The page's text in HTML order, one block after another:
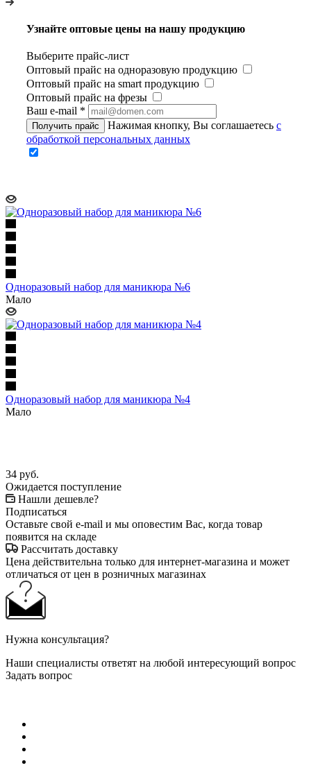
Узнайте оптовые цены на нашу продукцию
Выберите прайс-лист
Оптовый прайс на одноразовую продукцию
Оптовый прайс на smart продукцию
Оптовый прайс на фрезы
Ваш e-mail *
Получить прайс Нажимая кнопку, Вы соглашаетесь с
обработкой персональных данных
Одноразовый набор для маникюра №6
Мало
Одноразовый набор для маникюра №4
Мало
34 руб.
Ожидается поступление
Нашли дешевле?
Подписаться
Оставьте свой e-mail и мы оповестим Вас, когда товар
появится на складе
Рассчитать доставку
Цена действительна только для интернет-магазина и может
отличаться от цен в розничных магазинах
Нужна консультация?
Наши специалисты ответят на любой интересующий вопрос
Задать вопрос